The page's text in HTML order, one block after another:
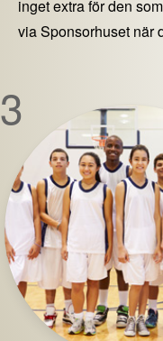
inget extra för den
via Sponsorhuset när
3